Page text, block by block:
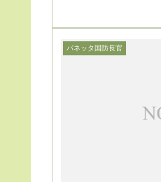
パネッタ国防長官